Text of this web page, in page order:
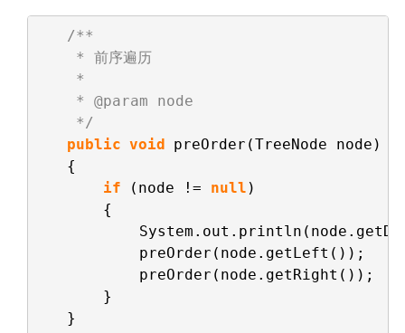
/**
* 前序遍历
*
* @param node
*/
public void preOrder(TreeNode node)
{
if
(node != null )
{
preOrder(node.getLeft());
preOrder(node.getRight());
}
}